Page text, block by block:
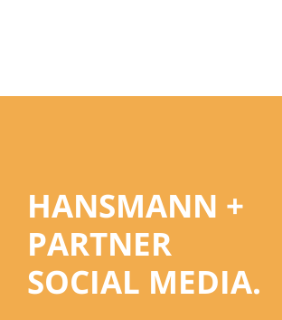
HANSMANN +
PARTNER
SOCIAL MEDIA.